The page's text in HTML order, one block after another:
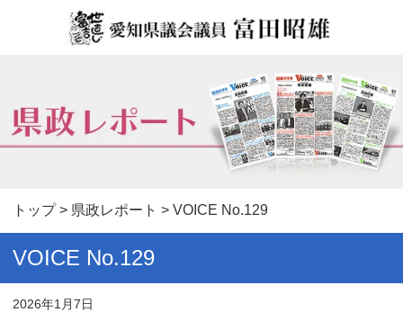
トップ> 県政レポート > VOICE No.129
VOICE No.129
2026年1月7日